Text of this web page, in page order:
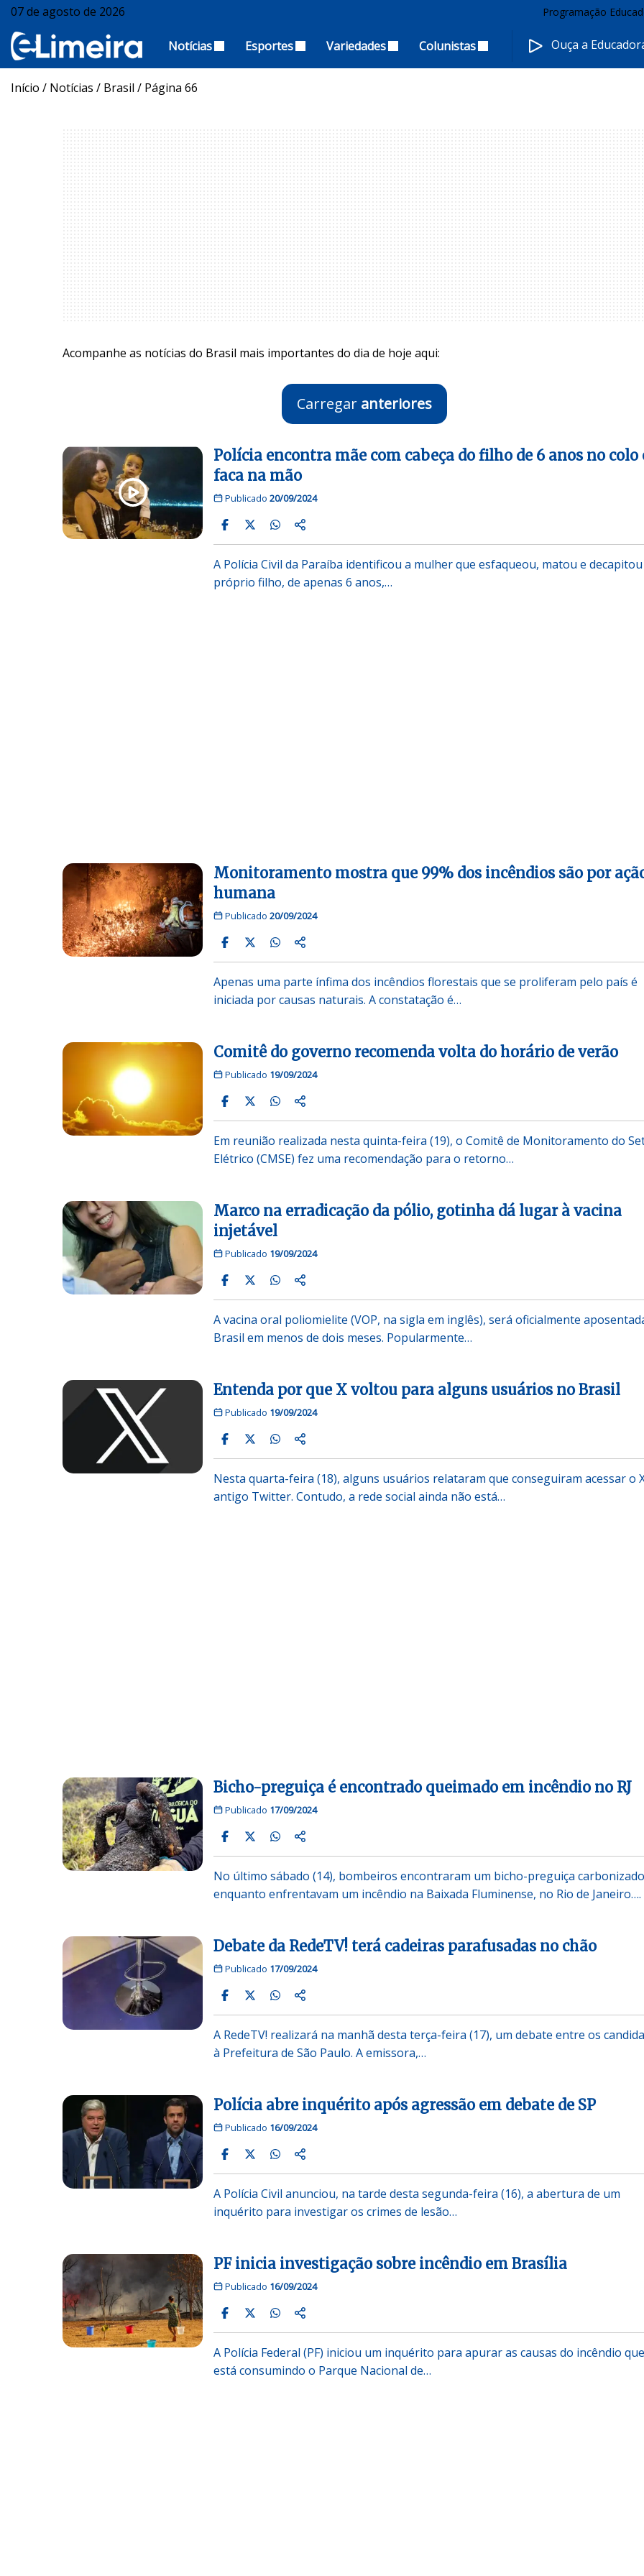
07 de agosto de 2026 Programação
Notícias Esportes Variedades Colunistas Ouça a
Início / Notícias / Brasil / Página 66
Acompanhe as notícias do Brasil mais importantes do dia de hoje aqui:
Carregar anteriores
Polícia encontra mãe com cabeça do filho de 6 anos no colo
faca na mão
Publicado 20/09/2024
A Polícia Civil da Paraíba identificou a mulher que esfaqueou, matou e
próprio filho, de apenas 6 anos,…
Monitoramento mostra que 99% dos incêndios são por
humana
Publicado 20/09/2024
Apenas uma parte ínfima dos incêndios florestais que se proliferam pelo país é
iniciada por causas naturais. A constatação é…
Comitê do governo recomenda volta do horário de verão
Publicado 19/09/2024
Em reunião realizada nesta quinta-feira (19), o Comitê de Monitoramento do
Elétrico (CMSE) fez uma recomendação para o retorno…
Marco na erradicação da pólio, gotinha dá lugar à vacina
injetável
Publicado 19/09/2024
A vacina oral poliomielite (VOP, na sigla em inglês), será oficialmente
Brasil em menos de dois meses. Popularmente…
Entenda por que X voltou para alguns usuários no Brasil
Publicado 19/09/2024
Nesta quarta-feira (18), alguns usuários relataram que conseguiram acessar o
antigo Twitter. Contudo, a rede social ainda não está…
Bicho-preguiça é encontrado queimado em incêndio no RJ
Publicado 17/09/2024
No último sábado (14), bombeiros encontraram um bicho-preguiça carbonizado
enquanto enfrentavam um incêndio na Baixada Fluminense, no Rio de Janeiro….
Debate da RedeTV! terá cadeiras parafusadas no chão
Publicado 17/09/2024
A RedeTV! realizará na manhã desta terça-feira (17), um debate entre os
à Prefeitura de São Paulo. A emissora,…
Polícia abre inquérito após agressão em debate de SP
Publicado 16/09/2024
A Polícia Civil anunciou, na tarde desta segunda-feira (16), a abertura de um
inquérito para investigar os crimes de lesão…
PF inicia investigação sobre incêndio em Brasília
Publicado 16/09/2024
A Polícia Federal (PF) iniciou um inquérito para apurar as causas do incêndio que
está consumindo o Parque Nacional de…